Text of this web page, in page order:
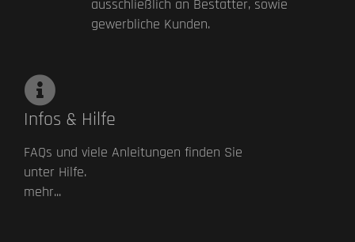
ausschließlich an Bestatter, sowie
gewerbliche Kunden.
Infos & Hilfe
FAQs und viele Anleitungen finden Sie
unter Hilfe.
mehr...